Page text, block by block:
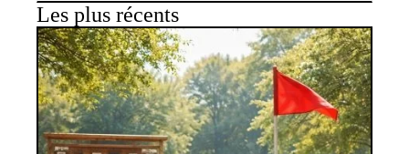
Les plus récents